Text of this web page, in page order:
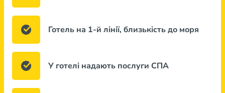
Готель на 1-й лінії, близькість до моря
У готелі надають послуги СПА